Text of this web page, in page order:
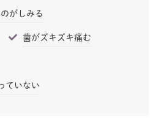
がしみる
歯がズキズキ痛む
ていない